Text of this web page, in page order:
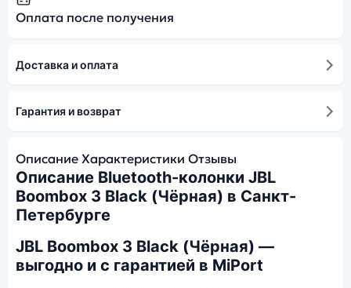
Оплата после получения
Доставка и оплата
Гарантия и возврат
Описание Характеристики Отзывы
Описание Bluetooth-колонки JBL
Boombox 3 Black (Чёрная) в Санкт-
Петербурге
JBL Boombox 3 Black (Чёрная) —
выгодно и с гарантией в MiPort